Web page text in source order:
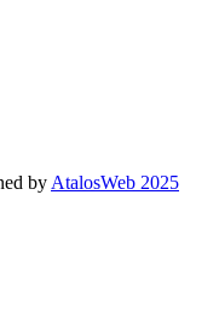
by AtalosWeb 2025